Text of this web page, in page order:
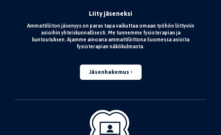
Liity jäseneksi
Ammattiliiton jäsenyys on paras tapa vaikuttaa omaan työhön liittyviin
asioihin yhteiskunnallisesti. Me tunnemme fysioterapian ja
kuntoutuksen. Ajamme ainoana ammattiliittona Suomessa asioita
fysioterapian näkökulmasta.
Jäsenhakemus